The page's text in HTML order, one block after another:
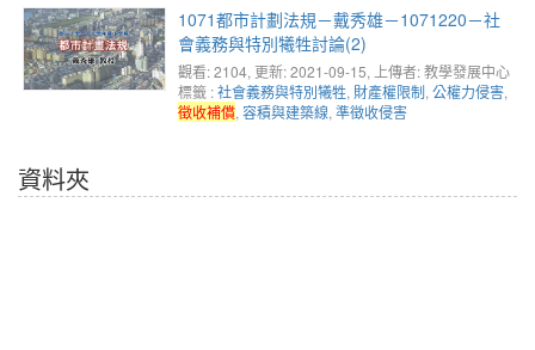
1071都市計劃法規－戴秀雄－1071220－社
會義務與特別犧牲討論(2)
觀看: 2104, 更新: 2021-09-15, 上傳者: 教學發展中心
標籤 :社會義務與特別犧牲, 財產權限制, 公權力侵害,
徵收補償, 容積與建築線, 準徵收侵害
資料夾